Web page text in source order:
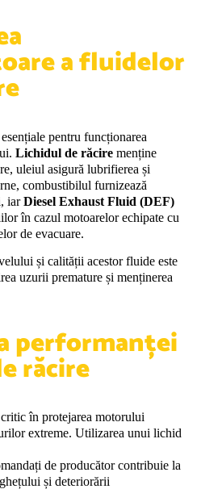
a fluidelor
pentru funcționarea
Lichidul de răcire menține
uleiul asigură lubrifierea și
combustibilul furnizează
iarDiesel Exhaust Fluid (DEF)
în cazul motoarelor echipate cu
de evacuare.
și calității acestor fluide este
uzurii premature și menținerea
performanței
răcire
în protejarea motorului
extreme. Utilizarea unui lichid
de producător contribuie la
și deteriorării